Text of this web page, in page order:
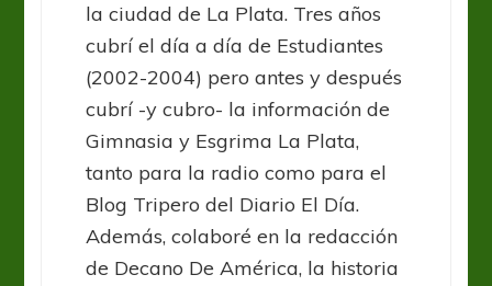
la ciudad de La Plata. Tres años
cubrí el día a día de Estudiantes
(2002-2004) pero antes y después
cubrí -y cubro- la información de
Gimnasia y Esgrima La Plata,
tanto para la radio como para el
Blog Tripero del Diario El Día.
Además, colaboré en la redacción
de Decano De América, la historia